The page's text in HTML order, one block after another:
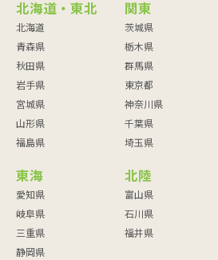
北海道・東北
北海道
青森県
秋田県
岩手県
宮城県
山形県
福島県
関東
茨城県
栃木県
群馬県
東京都
神奈川県
千葉県
埼玉県
東海
愛知県
岐阜県
三重県
静岡県
北陸
富山県
石川県
福井県